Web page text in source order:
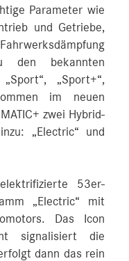
Parameter wie
und Getriebe,
bekannten
„Sport+“,
im neuen
zwei Hybrid-
„Electric“ und
53er-
„Electric“ mit
Das Icon
signalisiert die
dann das rein